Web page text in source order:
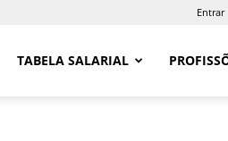
Entrar
TABELA SALARIAL